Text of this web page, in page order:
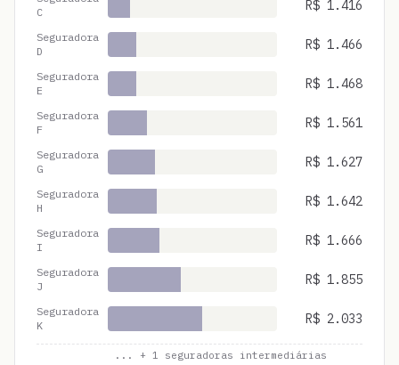
C
R$ 1.416
Seguradora
D
R$ 1.466
Seguradora
E
R$ 1.468
Seguradora
F
R$ 1.561
Seguradora
G
R$ 1.627
Seguradora
H
R$ 1.642
Seguradora
I
R$ 1.666
Seguradora
J
R$ 1.855
Seguradora
K
R$ 2.033
... + 1 seguradoras intermediárias